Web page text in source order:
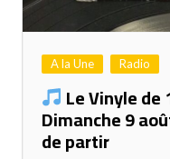
A la Une Radio
Le Vinyle de
Dimanche 9
de partir